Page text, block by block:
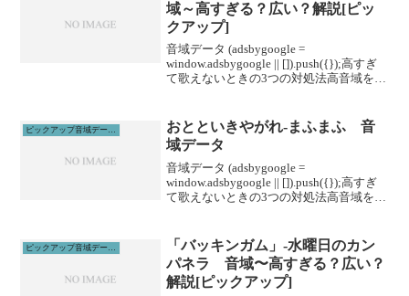
域～高すぎる？広い？解説[ピッ
クアップ]
音域データ (adsbygoogle =
window.adsbygoogle || []).push({});高すぎ
て歌えないときの3つの対処法高音域を広
ルに通うこと...
おとといきやがれ-まふまふ 音
域データ
音域データ (adsbygoogle =
window.adsbygoogle || []).push({});高すぎ
て歌えないときの3つの対処法高音域を広
ルに通うこと...
「バッキンガム」-水曜日のカン
パネラ 音域〜高すぎる？広い？
解説[ピックアップ]